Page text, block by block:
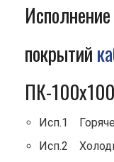
покрытий
ПК-
Исп.1
Исп.2